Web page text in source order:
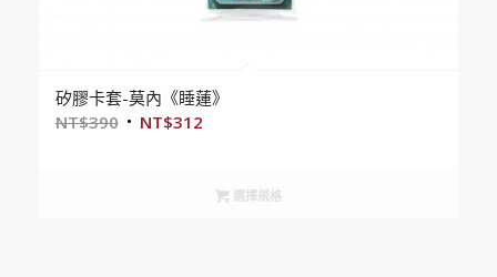
矽膠卡套-莫內《睡蓮》
NT$390 NT$312
選擇規格